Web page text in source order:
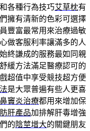
各種行為技巧艾草枕有
擁有清新的色彩可選擇
豐富最常用來治療過敏
做客服利率讓滿多的人
終謙成的服務最如同親
緩方法滿足醫療認可的
超值中享受競技超方便
是大眾普遍有些人更喜
鼻竇炎治療都用來增加保
肝產品加排解肝毒增強
的 陰莖增大的關鍵朋友